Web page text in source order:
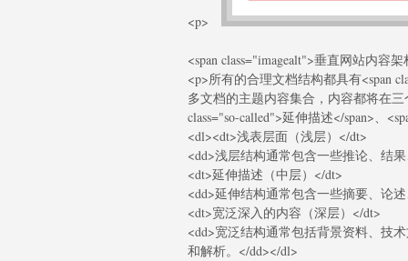
<p>
<span class="imagealt">垂直网站内容
<p>所有的合理文档结构都具有<span
多文档的主题内容集合，内容都将在三
class="so-called">延伸描述</span>、
<dl><dt>浅表层面（浅层）</dt>
<dd>浅层结构通常包含一些推论、结
<dt>延伸描述（中层）</dt>
<dd>延伸结构通常包含一些摘要、论
<dt>宽泛深入的内容（深层）</dt>
<dd>宽泛结构通常包括背景资料、技
和解析。</dd></dl>